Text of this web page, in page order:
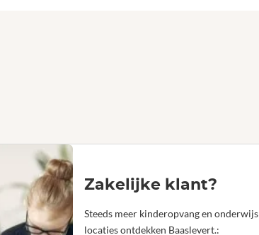
Zakelijke klant?
Steeds meer kinderopvang en onderwijs
locaties ontdekken Baaslevert.: